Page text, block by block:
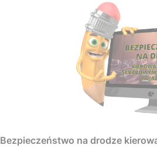
Bezpieczeństwo na drodze